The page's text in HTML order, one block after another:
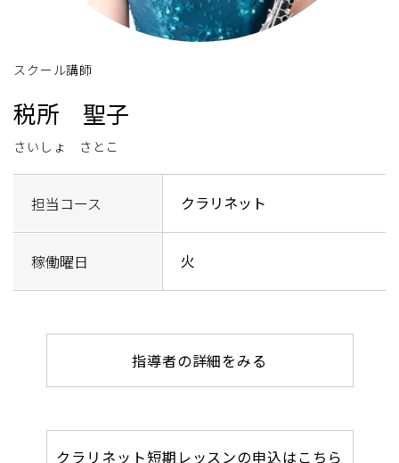
スクール講師
税所 聖子
さいしょ さとこ
担当コース クラリネット
稼働曜日 火
指導者の詳細をみる
クラリネット短期レッスンの申込はこちら